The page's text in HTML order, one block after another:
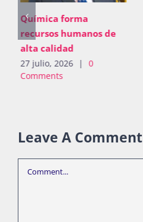
Química forma
recursos humanos de
alta calidad
27 julio, 2026 |
0
Comments
Leave A Comment
Comment